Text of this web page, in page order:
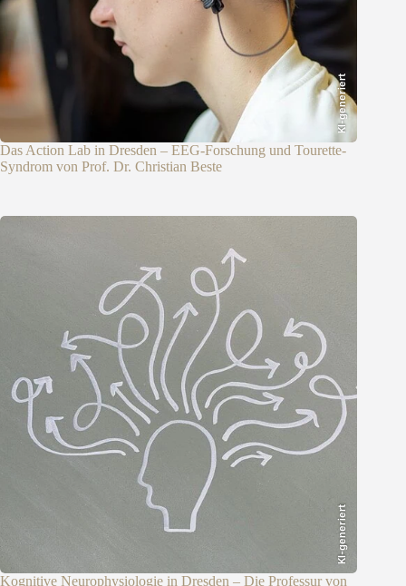
KI-generiert
Das Action Lab in Dresden – EEG-Forschung und Tourette-
Syndrom von Prof. Dr. Christian Beste
KI-generiert
Kognitive Neurophysiologie in Dresden – Die Professur von